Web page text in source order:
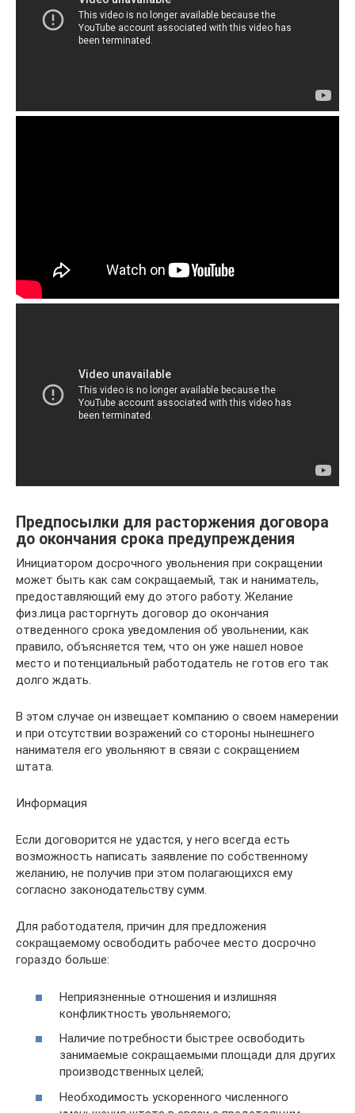
Предпосылки для расторжения договора
до окончания срока предупреждения
Инициатором досрочного увольнения при сокращении
может быть как сам сокращаемый, так и наниматель,
предоставляющий ему до этого работу. Желание
физ.лица расторгнуть договор до окончания
отведенного срока уведомления об увольнении, как
правило, объясняется тем, что он уже нашел новое
место и потенциальный работодатель не готов его так
долго ждать.
В этом случае он извещает компанию о своем намерении
и при отсутствии возражений со стороны нынешнего
нанимателя его увольняют в связи с сокращением
штата.
Информация
Если договорится не удастся, у него всегда есть
возможность написать заявление по собственному
желанию, не получив при этом полагающихся ему
согласно законодательству сумм.
Для работодателя, причин для предложения
сокращаемому освободить рабочее место досрочно
гораздо больше:
Неприязненные отношения и излишняя
конфликтность увольняемого;
Наличие потребности быстрее освободить
занимаемые сокращаемыми площади для других
производственных целей;
Необходимость ускоренного численного